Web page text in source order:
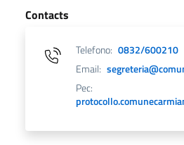
Contacts
Telefono: 0832/600210
Email:
Pec: